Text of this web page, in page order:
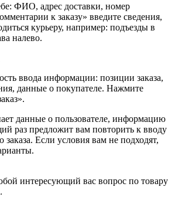
ФИО, адрес доставки, номер
к заказу» введите сведения,
курьеру, например: подъезды в
налево.
ввода информации: позиции заказа,
данные о покупателе. Нажмите
данные о пользователе, информацию
раз предложит вам повторить к вводу
Если условия вам не подходят,
интересующий вас вопрос по товару